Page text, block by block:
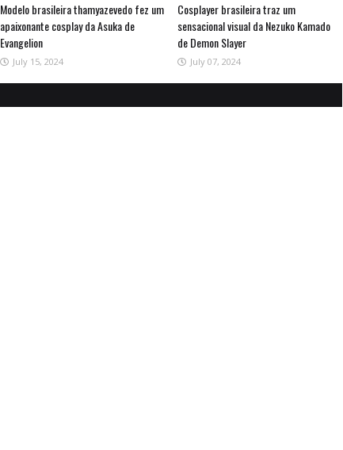
Modelo brasileira thamyazevedo fez um
apaixonante cosplay da Asuka de
Evangelion
July 15, 2024
Cosplayer brasileira traz um
sensacional visual da Nezuko Kamado
de Demon Slayer
July 07, 2024